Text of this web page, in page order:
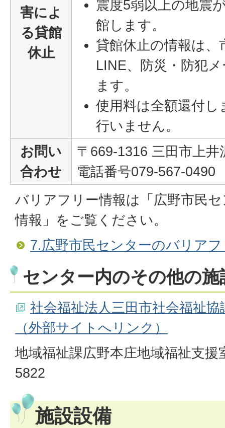
害によ
る貸館
休止
震度5弱以上の地震
館します。
貸館休止の情報は
LINE、防災・防犯
ます。
使用料は全額還付
行いません。
お問い
合わせ
〒669-1316 三田市上井
電話番号079-567-0490
バリアフリー情報は「広野市民
情報」をご覧ください。
7.広野市民センターのバリア
センター内のその他の施
社会福祉法人三田市社会福祉
（外部サイトへリンク）
地域福祉課広野本庄地域福祉支援
5822
施設設備